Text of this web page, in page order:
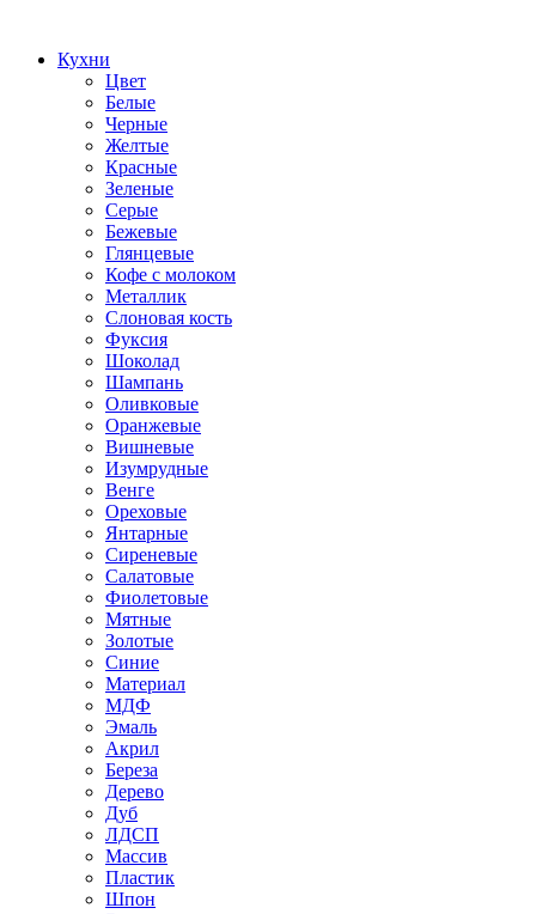
Кухни
Цвет
Белые
Черные
Желтые
Красные
Зеленые
Серые
Бежевые
Глянцевые
Кофе с молоком
Металлик
Слоновая кость
Фуксия
Шоколад
Шампань
Оливковые
Оранжевые
Вишневые
Изумрудные
Венге
Ореховые
Янтарные
Сиреневые
Салатовые
Фиолетовые
Мятные
Золотые
Синие
Материал
МДФ
Эмаль
Акрил
Береза
Дерево
Дуб
ЛДСП
Массив
Пластик
Шпон